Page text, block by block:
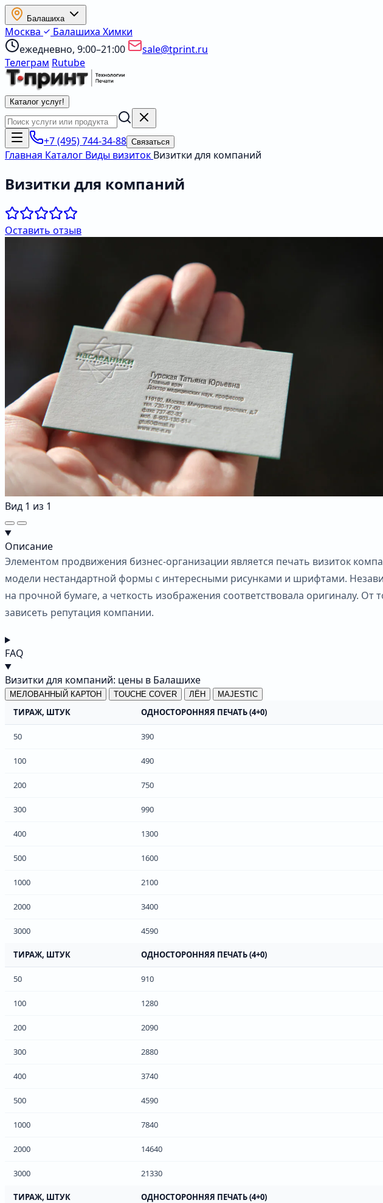
Балашиха
Москва Балашиха Химки
ежедневно, 9:00–21:00
sale@tprint.ru
Телеграм Rutube
Каталог услуг!
+7 (495) 744-34-88 Связаться
Главная Каталог Виды визиток Визитки для компаний
Визитки для компаний
Оставить отзыв
Вид 1 из 1
Описание
Элементом продвижения бизнес-организации является печать визиток
модели нестандартной формы с интересными рисунками и шрифтами.
на прочной бумаге, а четкость изображения соответствовала оригиналу. От
зависеть репутация компании.
FAQ
Визитки для компаний: цены в Балашихе
МЕЛОВАННЫЙ КАРТОН TOUCHE COVER ЛЁН MAJESTIC
ТИРАЖ, ШТУК ОДНОСТОРОННЯЯ ПЕЧАТЬ (4+0)
50 390
100 490
200 750
300 990
400 1300
500 1600
1000 2100
2000 3400
3000 4590
ТИРАЖ, ШТУК ОДНОСТОРОННЯЯ ПЕЧАТЬ (4+0)
50 910
100 1280
200 2090
300 2880
400 3740
500 4590
1000 7840
2000 14640
3000 21330
ТИРАЖ, ШТУК ОДНОСТОРОННЯЯ ПЕЧАТЬ (4+0)